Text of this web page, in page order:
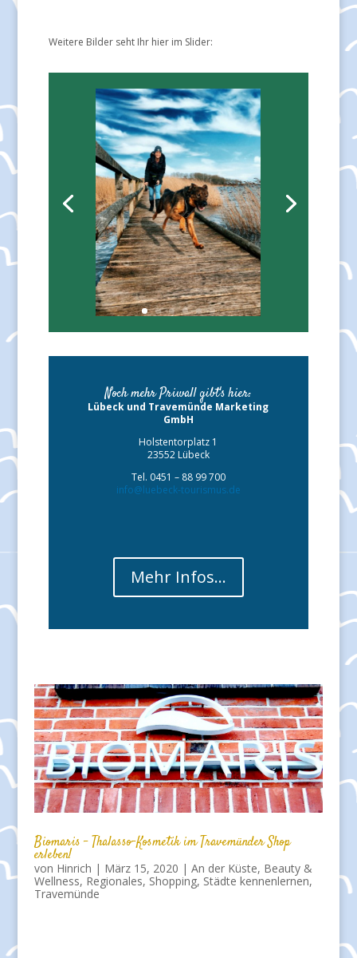
Weitere Bilder seht Ihr hier im Slider:
Noch mehr Priwall gibt's hier:
Lübeck und Travemünde Marketing
GmbH
Holstentorplatz 1
23552 Lübeck
Tel. 0451 – 88 99 700
info@luebeck-tourismus.de
Mehr Infos…
Biomaris – Thalasso-Kosmetik im Travemünder Shop
erleben!
von Hinrich | März 15, 2020 | An der Küste, Beauty &
Wellness, Regionales, Shopping, Städte kennenlernen,
Travemünde